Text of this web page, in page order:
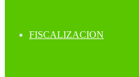
FISCALIZACION